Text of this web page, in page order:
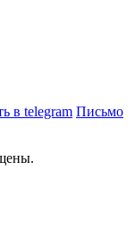
в telegram Письмо